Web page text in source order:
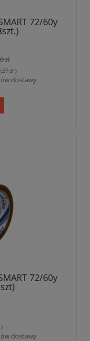
72/60y
zł
zł)
dostawy
72/60y
)
dostawy